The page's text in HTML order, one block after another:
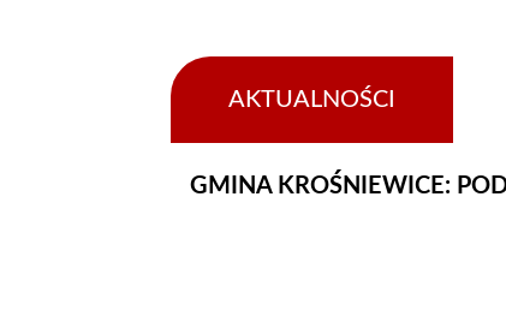
AKTUALNOŚCI
09-
2023
GMINA KROŚNIEWICE: